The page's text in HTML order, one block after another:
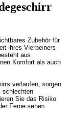
Zubehör für
ihres Vierbeiners
aus
Komfort als auch
verlaufen, sorgen
schlechten
Sie das Risiko
Ferne sehen